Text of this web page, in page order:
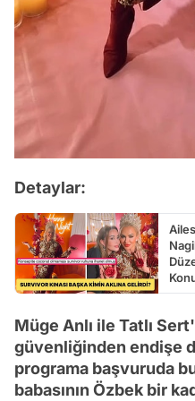
Detaylar:
Müge Anlı ile Tatlı
güvenliğinden endişe
programa başvuruda
babasının Özbek bir